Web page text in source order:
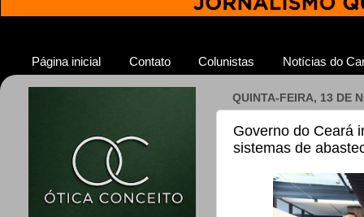
Página inicial Contato Colunistas Notícias do
QUINTA-FEIRA, 13 DE
Governo do Ceará
sistemas de